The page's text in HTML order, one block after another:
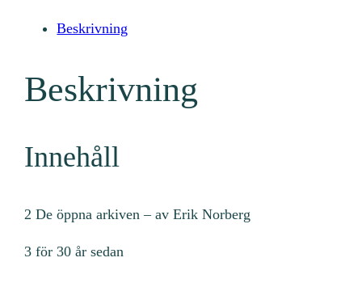
:
4
m
ä
g
Beskrivning
Beskrivning
Innehåll
2 De öppna arkiven – av Erik Norberg
3 för 30 år sedan